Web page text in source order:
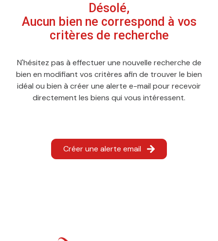
CONTACT
Désolé,
Aucun bien ne correspond à vos
critères de recherche
N'hésitez pas à effectuer une nouvelle recherche de
bien en modifiant vos critères afin de trouver le bien
idéal ou bien à créer une alerte e-mail pour recevoir
directement les biens qui vous intéressent.
Créer une alerte email